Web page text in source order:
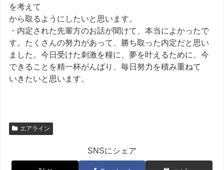
を考えて
から取るようにしたいと思います。
・内定された先輩方のお話が聞けて、本当によかったで
す。たくさんの努力があって、勝ち取った内定だと思い
ました。今日受けた刺激を糧に、夢を叶えるために、今
できることを精一杯がんばり、毎日努力を積み重ねて
いきたいと思います。
エアライン
SNSにシェア